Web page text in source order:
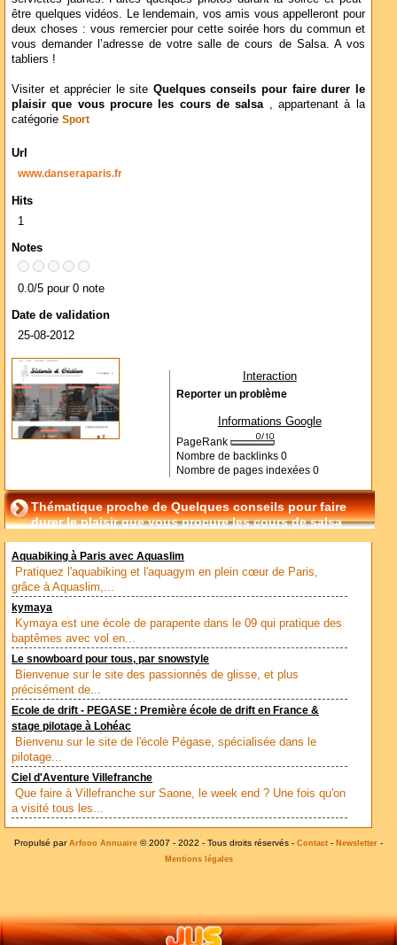
être quelques vidéos. Le lendemain, vos amis vous appelleront pour
deux choses : vous remercier pour cette soirée hors du commun et
vous demander l’adresse de votre salle de cours de Salsa. A vos
tabliers !
Visiter et apprécier le site Quelques conseils pour faire durer le
plaisir que vous procure les cours de salsa , appartenant à la
catégorie Sport
Url
www.danseraparis.fr
Hits
1
Notes
0.0/5 pour 0 note
Date de validation
25-08-2012
Interaction
Reporter un problème
Informations Google
PageRank
Nombre de backlinks 0
Nombre de pages indexées 0
Thématique proche de Quelques conseils pour faire
durer le plaisir que vous procure les cours de salsa
Aquabiking à Paris avec Aquaslim
Pratiquez l'aquabiking et l'aquagym en plein cœur de Paris,
grâce à Aquaslim,...
kymaya
Kymaya est une école de parapente dans le 09 qui pratique des
baptêmes avec vol en...
Le snowboard pour tous, par snowstyle
Bienvenue sur le site des passionnés de glisse, et plus
précisément de...
Ecole de drift - PEGASE : Première école de drift en France &
stage pilotage à Lohéac
Bienvenu sur le site de l'école Pégase, spécialisée dans le
pilotage...
Ciel d'Aventure Villefranche
Que faire à Villefranche sur Saone, le week end ? Une fois qu'on
a visité tous les...
Propulsé par Arfooo Annuaire © 2007 - 2022 - Tous droits réservés - Contact - Newsletter -
Mentions légales